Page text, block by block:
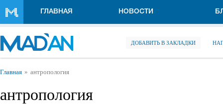
ГЛАВНАЯ НОВОСТИ
ДОБАВИТЬ В ЗАКЛАДКИ
Вы здесь
Главная антропология
антропология